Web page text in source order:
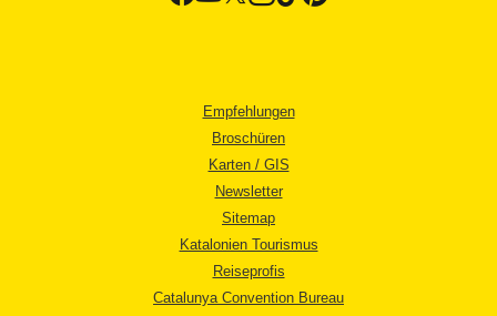
Empfehlungen
Broschüren
Karten / GIS
Newsletter
Sitemap
Katalonien Tourismus
Reiseprofis
Catalunya Convention Bureau